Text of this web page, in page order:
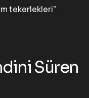
tekerlekleri”
Süren